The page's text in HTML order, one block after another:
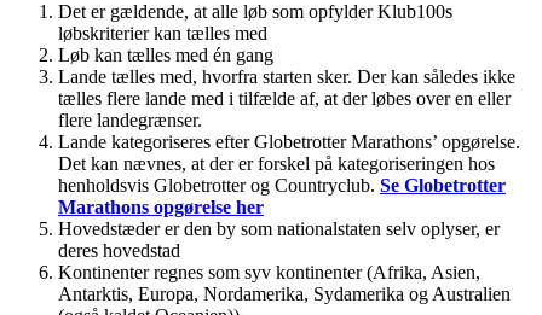
Det er gældende, at alle løb som opfylder Klub100s
løbskriterier kan tælles med
Løb kan tælles med én gang
Lande tælles med, hvorfra starten sker. Der kan således ikke
tælles flere lande med i tilfælde af, at der løbes over en eller
flere landegrænser.
Lande kategoriseres efter Globetrotter Marathons’ opgørelse.
Det kan nævnes, at der er forskel på kategoriseringen hos
henholdsvis Globetrotter og Countryclub. Se Globetrotter
Marathons opgørelse her
Hovedstæder er den by som nationalstaten selv oplyser, er
deres hovedstad
Kontinenter regnes som syv kontinenter (Afrika, Asien,
Antarktis, Europa, Nordamerika, Sydamerika og Australien